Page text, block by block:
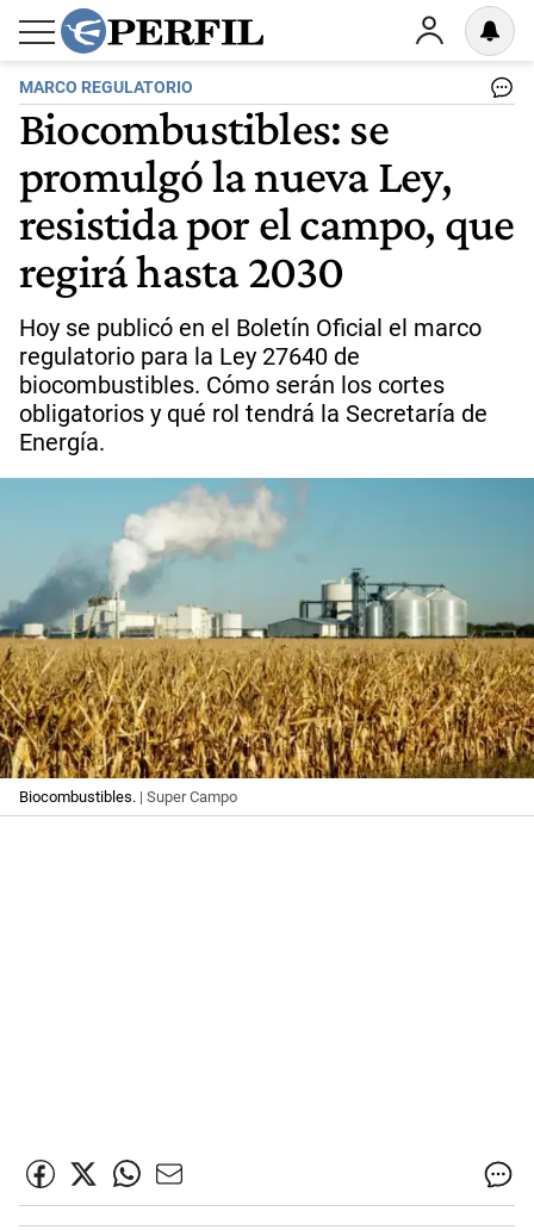
MARCO REGULATORIO
Biocombustibles: se
promulgó la nueva Ley,
resistida por el campo, que
regirá hasta 2030
Hoy se publicó en el Boletín Oficial el marco
regulatorio para la Ley 27640 de
biocombustibles. Cómo serán los cortes
obligatorios y qué rol tendrá la Secretaría de
Energía.
Biocombustibles. | Super Campo